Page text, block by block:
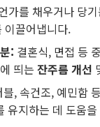
가를 채우거나 당
이끌어냅니다.
: 결혼식, 면접 등
띄는 잔주름 개선
블, 속건조, 예민함
유지하는 데 도움